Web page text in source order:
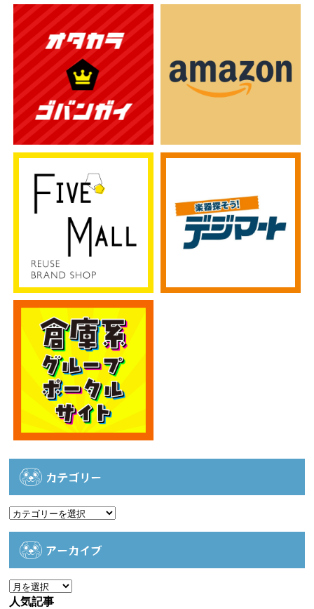
カテゴリー
カ
アーカイブ
ア
ー
人気記事